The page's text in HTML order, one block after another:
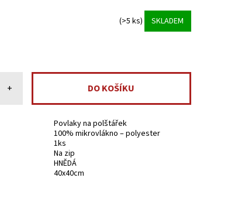
(>5 ks) SKLADEM
+
Povlaky na polštářek
100% mikrovlákno – polyester
1ks
Na zip
HNĚDÁ
40x40cm